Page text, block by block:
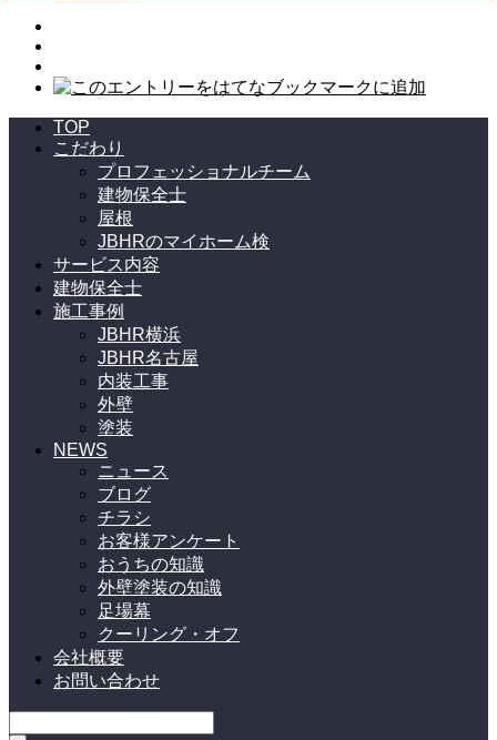
TOP
こだわり
プロフェッショナルチーム
建物保全士
屋根
JBHRのマイホーム検
サービス内容
建物保全士
施工事例
JBHR横浜
JBHR名古屋
内装工事
外壁
塗装
NEWS
ニュース
ブログ
チラシ
お客様アンケート
おうちの知識
外壁塗装の知識
足場幕
クーリング・オフ
会社概要
お問い合わせ